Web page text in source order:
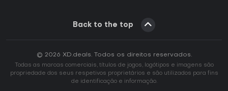
Back to the top
© 2026 XD.deals. Todos os direitos reservados.
Todas as marcas comerciais, títulos de jogos, logótipos e imagens são
propriedade dos seus respetivos proprietários e são utilizados para fins
de identificação e informação.